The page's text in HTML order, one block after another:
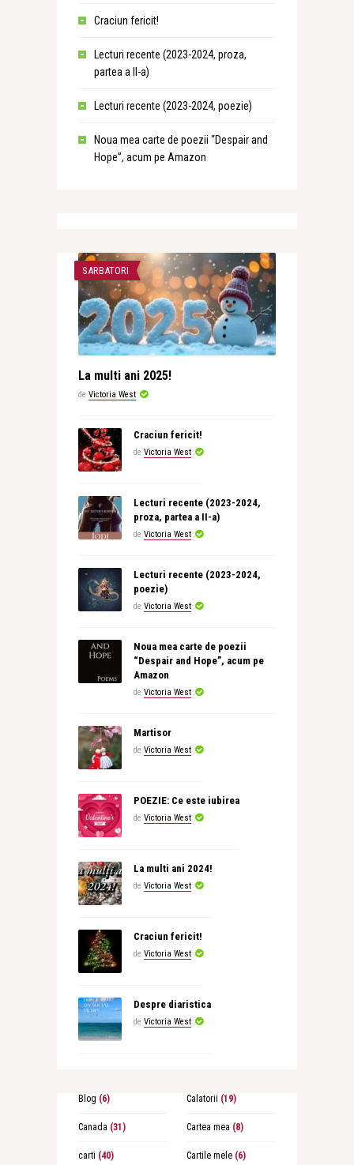
Craciun fericit!
Lecturi recente (2023-2024, proza,
partea a II-a)
Lecturi recente (2023-2024, poezie)
Noua mea carte de poezii “Despair and
Hope”, acum pe Amazon
SARBATORI
La multi ani 2025!
de Victoria West
Craciun fericit!
de Victoria West
Lecturi recente (2023-2024,
proza, partea a II-a)
de Victoria West
Lecturi recente (2023-2024,
poezie)
de Victoria West
Noua mea carte de poezii
“Despair and Hope”, acum pe
Amazon
de Victoria West
Martisor
de Victoria West
POEZIE: Ce este iubirea
de Victoria West
La multi ani 2024!
de Victoria West
Craciun fericit!
de Victoria West
Despre diaristica
de Victoria West
Blog (6) Calatorii (19)
Canada (31) Cartea mea (8)
carti (40) Cartile mele(6)